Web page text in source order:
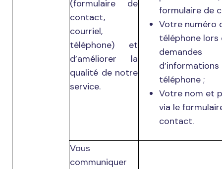
(formulaire de
contact,
courriel,
téléphone) et
d’améliorer la
qualité de notre
service.
formulaire de
Votre numéro
téléphone lors
demandes
d’informations
téléphone ;
Votre nom et
via le
contact.
Vous
communiquer